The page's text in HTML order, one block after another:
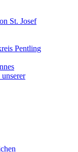
St. Josef
Pentling